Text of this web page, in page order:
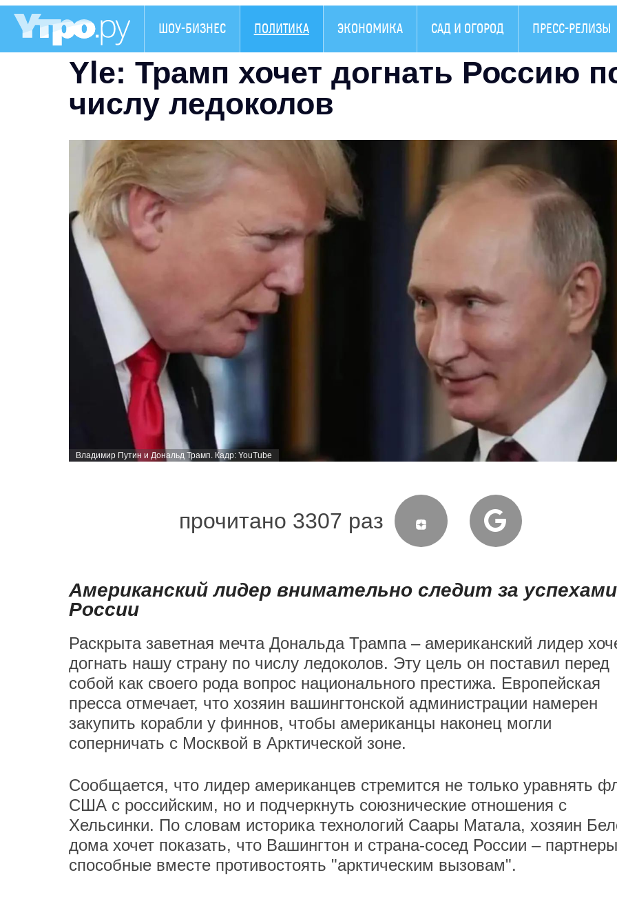
ШОУ-БИЗНЕС ПОЛИТИКА ЭКОНОМИКА САД И ОГОРОД ПРЕСС-РЕЛИЗЫ
Yle: Трамп хочет догнать Россию
числу ледоколов
Владимир Путин и Дональд Трамп. Кадр: YouTube
прочитано 3307 раз
Американский лидер внимательно следит за успехами
России
Раскрыта заветная мечта Дональда Трампа – американский лидер
догнать нашу страну по числу ледоколов. Эту цель он поставил перед
собой как своего рода вопрос национального престижа. Европейская
пресса отмечает, что хозяин вашингтонской администрации намерен
закупить корабли у финнов, чтобы американцы наконец могли
соперничать с Москвой в Арктической зоне.
Сообщается, что лидер американцев стремится не только уравнять
США с российским, но и подчеркнуть союзнические отношения с
Хельсинки. По словам историка технологий Саары Матала, хозяин
дома хочет показать, что Вашингтон и страна-сосед России –
способные вместе противостоять "арктическим вызовам".